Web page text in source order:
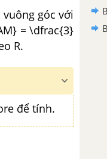
góc với
= \dfrac{3}
R.
để tính.